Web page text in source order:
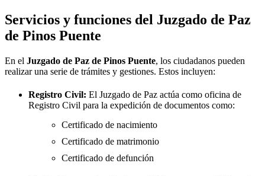
Servicios y funciones del Juzgado de Paz
de Pinos Puente
En el Juzgado de Paz de Pinos Puente, los ciudadanos pueden
realizar una serie de trámites y gestiones. Estos incluyen:
Registro Civil: El Juzgado de Paz actúa como oficina de
Registro Civil para la expedición de documentos como:
Certificado de nacimiento
Certificado de matrimonio
Certificado de defunción